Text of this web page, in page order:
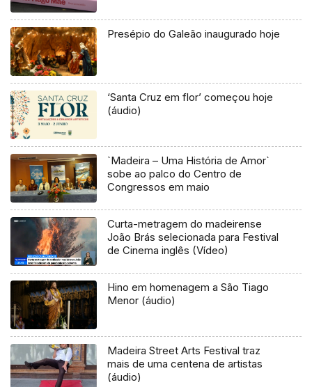
Presépio do Galeão inaugurado hoje
‘Santa Cruz em flor’ começou hoje
(áudio)
`Madeira – Uma História de Amor`
sobe ao palco do Centro de
Congressos em maio
Curta-metragem do madeirense
João Brás selecionada para Festival
de Cinema inglês (Vídeo)
Hino em homenagem a São Tiago
Menor (áudio)
Madeira Street Arts Festival traz
mais de uma centena de artistas
(áudio)